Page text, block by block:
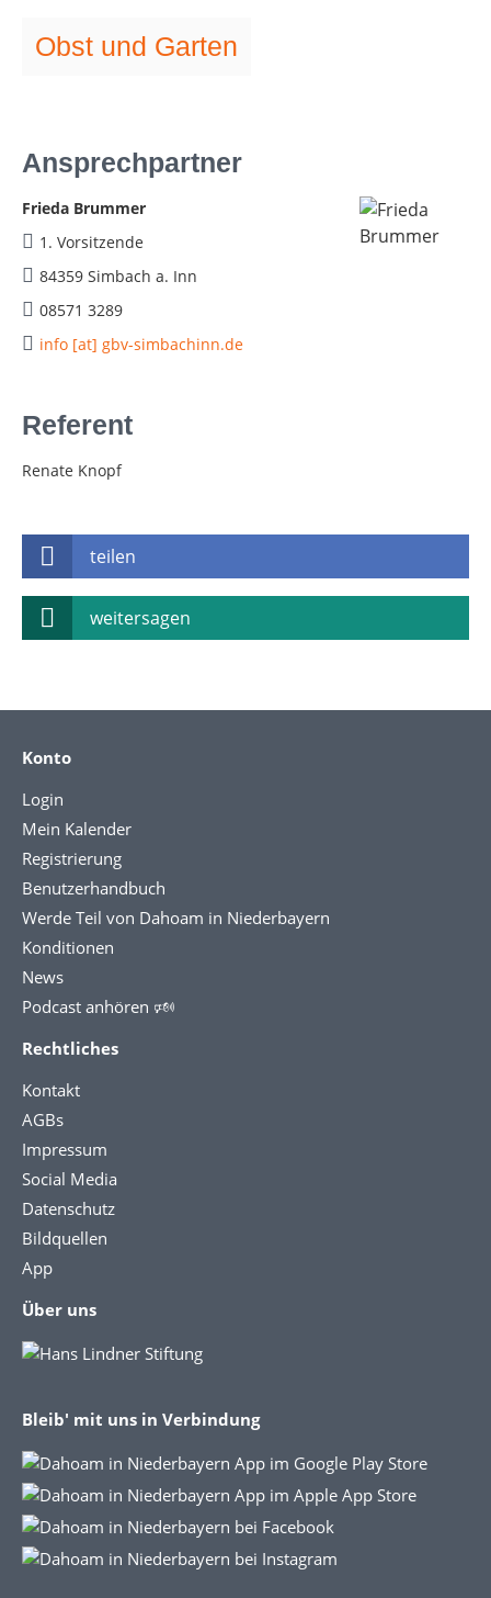
Obst und Garten
Ansprechpartner
Frieda Brummer
1. Vorsitzende
84359 Simbach a. Inn
08571 3289
info [at] gbv-simbachinn.de
Referent
Renate Knopf
teilen
weitersagen
Konto
Login
Mein Kalender
Registrierung
Benutzerhandbuch
Werde Teil von Dahoam in Niederbayern
Konditionen
News
Podcast anhören 🕬
Rechtliches
Kontakt
AGBs
Impressum
Social Media
Datenschutz
Bildquellen
App
Über uns
Bleib' mit uns in Verbindung